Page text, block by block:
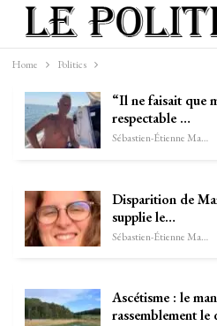
Home Politics
“Il ne faisait que
respectable …
Sébastien-Étienne Marechal
Disparition de
supplie le…
Sébastien-Étienne Marechal
Ascétisme : le
rassemblement